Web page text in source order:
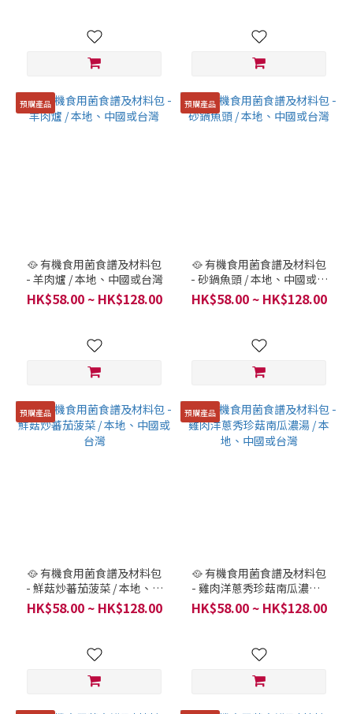
預購產品
🥘 有機食用菌食譜及材料包
- 羊肉爐 / 本地、中國或台灣
HK$58.00 ~ HK$128.00
預購產品
🥘 有機食用菌食譜及材料包
- 砂鍋魚頭 / 本地、中國或台
灣
HK$58.00 ~ HK$128.00
預購產品
🥘 有機食用菌食譜及材料包
- 鮮菇炒蕃茄菠菜 / 本地、中
國或台灣
HK$58.00 ~ HK$128.00
預購產品
🥘 有機食用菌食譜及材料包
- 雞肉洋蔥秀珍菇南瓜濃湯 /
本地、中國或台灣
HK$58.00 ~ HK$128.00